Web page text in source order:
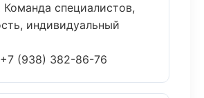
Команда специалистов,
индивидуальный
+7 (938) 382-86-76